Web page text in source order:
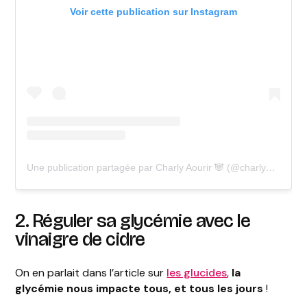
Voir cette publication sur Instagram
Une publication partagée par Charly Aourir 🐼 (@charly_evt)
2. Réguler sa glycémie avec le
vinaigre de cidre
On en parlait dans l’article sur les glucides, la
glycémie nous impacte tous, et tous les jours !